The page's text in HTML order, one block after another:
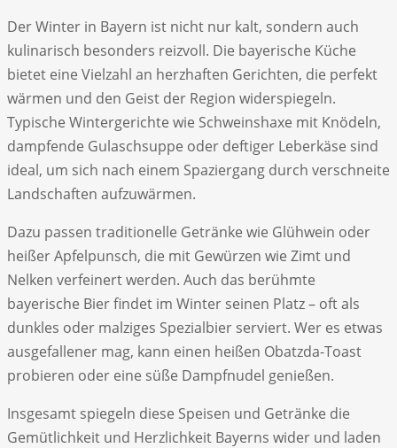
Der Winter in Bayern ist nicht nur kalt, sondern auch
kulinarisch besonders reizvoll. Die bayerische Küche
bietet eine Vielzahl an herzhaften Gerichten, die perfekt
wärmen und den Geist der Region widerspiegeln.
Typische Wintergerichte wie Schweinshaxe mit Knödeln,
dampfende Gulaschsuppe oder deftiger Leberkäse sind
ideal, um sich nach einem Spaziergang durch verschneite
Landschaften aufzuwärmen.
Dazu passen traditionelle Getränke wie Glühwein oder
heißer Apfelpunsch, die mit Gewürzen wie Zimt und
Nelken verfeinert werden. Auch das berühmte
bayerische Bier findet im Winter seinen Platz – oft als
dunkles oder malziges Spezialbier serviert. Wer es etwas
ausgefallener mag, kann einen heißen Obatzda-Toast
probieren oder eine süße Dampfnudel genießen.
Insgesamt spiegeln diese Speisen und Getränke die
Gemütlichkeit und Herzlichkeit Bayerns wider und laden